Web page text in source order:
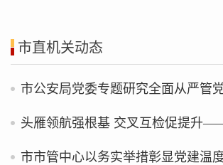
市直机关动态
市公安局党委专题研究全面从严管
市市管中心以务实举措彰显党建温